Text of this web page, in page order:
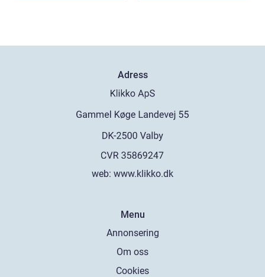
Adress
web: www.klikko.dk
Menu
Annonsering
Om oss
Cookies